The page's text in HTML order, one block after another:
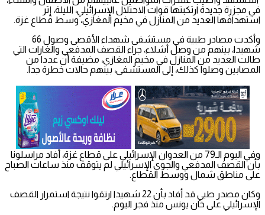
في مجزرة جديدة ارتكبتها قوات الاحتلال الإسرائيلي، الليلة، إثر
استهدافها العديد من المنازل في مخيم المغازي، وسط قطاع غزة.
وأكدت مصادر طبية في مستشفى شهداء الأقصى وصول 66
شهيدا، بينهم من وصل أشلاء، جراء القصف المدفعي والغارات التي
طالت العديد من المنازل في مخيم المغازي، مضيفة أن عددا من
المصابين وصلوا كذلك، إلى المستشفى، بينهم حالات خطرة جدا.
وفي اليوم الـ79 من العدوان الإسرائيلي على قطاع غزة، أفاد مراسلونا
بأن القصف المدفعي والجوي الإسرائيلي لم يتوقف منذ ساعات الصباح
على مناطق شمال ووسط القطاع.
وكان مصدر طبي قد أفاد بأن 22 شهيدا ارتقوا نتيجة استمرار القصف
الإسرائيلي على خان يونس منذ فجر اليوم.